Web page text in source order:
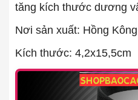
tăng kích thước dương
Nơi sản xuất: Hồng Kông
Kích thước: 4,2x15,5cm